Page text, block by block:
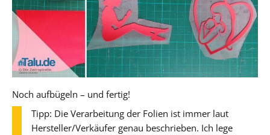
Noch aufbügeln – und fertig!
Tipp: Die Verarbeitung der Folien ist immer laut
Hersteller/Verkäufer genau beschrieben. Ich lege